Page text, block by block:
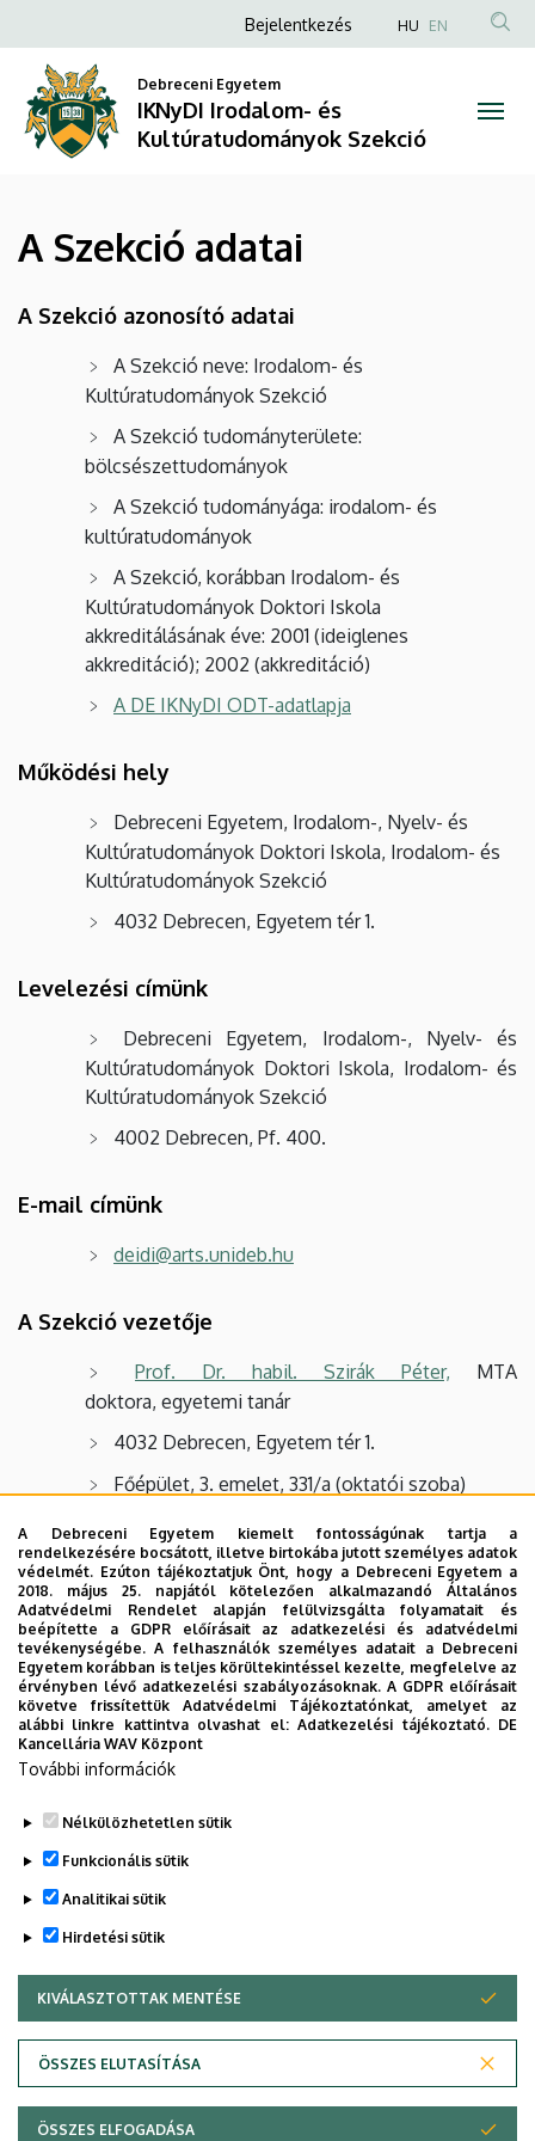
Szekció
adatai
IKNyDI
Irodalom-
és
Kultúratudományok
Szekció
a
tartalomra
Anonim
fiók
menüje
Bejelentkezés HU EN
Debreceni Egyetem
IKNyDI Irodalom- és
Kultúratudományok Szekció
A Szekció adatai
A Szekció azonosító adatai
A Szekció neve: Irodalom- és
Kultúratudományok Szekció
A Szekció tudományterülete:
bölcsészettudományok
A Szekció tudományága: irodalom- és
kultúratudományok
A Szekció, korábban Irodalom- és
Kultúratudományok Doktori Iskola
akkreditálásának éve: 2001 (ideiglenes
akkreditáció); 2002 (akkreditáció)
A DE IKNyDI ODT-adatlapja
Működési hely
Debreceni Egyetem, Irodalom-, Nyelv- és
Kultúratudományok Doktori Iskola, Irodalom- és
Kultúratudományok Szekció
4032 Debrecen, Egyetem tér 1.
Levelezési címünk
Debreceni Egyetem, Irodalom-, Nyelv- és
Kultúratudományok Doktori Iskola, Irodalom- és
Kultúratudományok Szekció
4002 Debrecen, Pf. 400.
E-mail címünk
deidi@arts.unideb.hu
A Szekció vezetője
Prof. Dr. habil. Szirák Péter, MTA
doktora, egyetemi tanár
4032 Debrecen, Egyetem tér 1.
Főépület, 3. emelet, 331/a (oktatói szoba)
Telefon:+36 52 512 900/ 22291
A Szekció titkára
Dr. Gönczy Monika, tudományos referens
4032 Debrecen, Egyetem tér 1.
Főépület, földszint 3. (könyvtár/oktatói szoba)
Telefon: +36 52 512 900 / 22650
Legutóbbi frissítés: 2026. 07. 02. 15:28
Adatvédelem
A Debreceni Egyetem kiemelt fontosságúnak tartja a
rendelkezésére bocsátott, illetve birtokába jutott személyes adatok
védelmét. Ezúton tájékoztatjuk Önt, hogy a Debreceni Egyetem a
2018. május 25. napjától kötelezően alkalmazandó Általános
Adatvédelmi Rendelet alapján felülvizsgálta folyamatait és
beépítette a GDPR előírásait az adatkezelési és adatvédelmi
tevékenységébe. A felhasználók személyes adatait a Debreceni
Egyetem korábban is teljes körültekintéssel kezelte, megfelelve az
érvényben lévő adatkezelési szabályozásoknak. A GDPR előírásait
követve frissítettük Adatvédelmi Tájékoztatónkat, amelyet az
alábbi linkre kattintva olvashat el:Adatkezelési tájékoztató. DE
Kancellária WAV Központ
További információk
Nélkülözhetetlen sütik
Funkcionális sütik
Analitikai sütik
Hirdetési sütik
KIVÁLASZTOTTAK MENTÉSE
ÖSSZES ELUTASÍTÁSA
WITHDRAW CONSENT
ÖSSZES ELFOGADÁSA